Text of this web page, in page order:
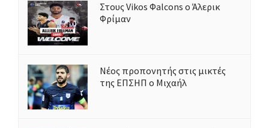
Στους Vikos Φalcons ο Άλερικ
Φρίμαν
Νέος προπονητής στις μικτές
της ΕΠΣΗΠ ο Μιχαήλ